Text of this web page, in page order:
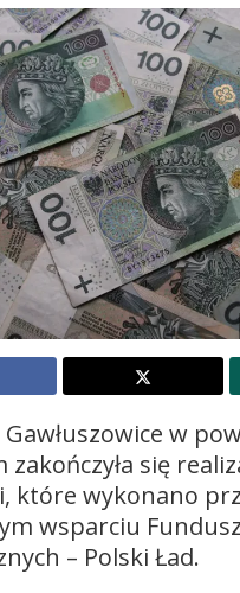
w
zakończyła się
które wykonano
wsparciu
– Polski Ład.